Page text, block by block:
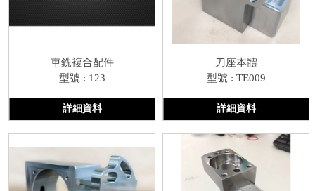
車銑複合配件
型號 : 123
詳細資料
刀座本體
型號 : TE009
詳細資料